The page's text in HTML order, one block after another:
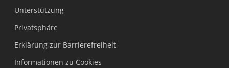
Unterstützung
Privatsphäre
Erklärung zur Barrierefreiheit
Informationen zu Cookies